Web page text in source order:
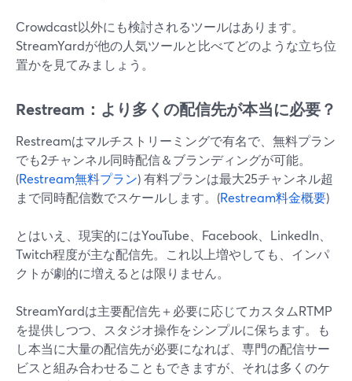
Crowdcast以外にも検討されるツールはあります。
StreamYardが他の人気ツールと比べてどのような立ち位
置かを見てみましょう。
Restream：より多くの配信先が本当に必要？
Restreamはマルチストリーミングで有名で、無料プラン
でも2チャンネル同時配信＆ブランディングが可能。
(Restream無料プラン) 有料プランは最大25チャンネル超
まで同時配信数でスケールします。(Restream料金概要)
とはいえ、現実的にはYouTube、Facebook、LinkedIn、
Twitch程度が主な配信先。これ以上増やしても、インパ
クトが劇的に増えるとは限りません。
StreamYardは主要配信先＋必要に応じてカスタムRTMP
を提供しつつ、スタジオ操作をシンプルに保ちます。も
し本当に大量の配信先が必要になれば、専門の配信サー
ビスと組み合わせることもできますが、それは多くのケ